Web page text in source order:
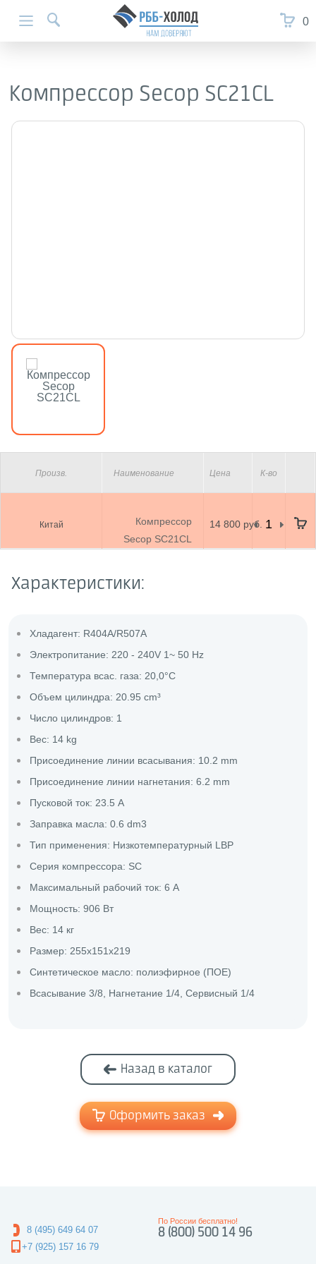
0
Компрессор Secop SC21CL
Произв. Наименование Цена К-во
Китай
Компрессор
Secop SC21CL
14 800 руб.
Характеристики:
Хладагент: R404A/R507A
Электропитание: 220 - 240V 1~ 50 Hz
Температура всас. газа: 20,0°C
Объем цилиндра: 20.95 cm³
Число цилиндров: 1
Вес: 14 kg
Присоединение линии всасывания: 10.2 mm
Присоединение линии нагнетания: 6.2 mm
Пусковой ток: 23.5 A
Заправка масла: 0.6 dm3
Тип применения: Низкотемпературный LBP
Серия компрессора: SC
Максимальный рабочий ток: 6 A
Мощность: 906 Вт
Вес: 14 кг
Размер: 255х151х219
Синтетическое масло: полиэфирное (ПОЕ)
Всасывание 3/8, Нагнетание 1/4, Сервисный 1/4
Назад в каталог
Оформить заказ
8 (495) 649 64 07
+7 (925) 157 16 79
8 (800) 500 14 96
По России бесплатно!